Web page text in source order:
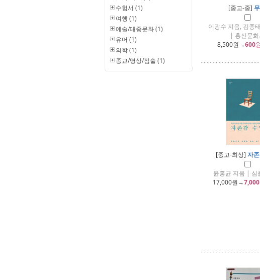
수험서 (1)
여행 (1)
예술/대중문화 (1)
유머 (1)
의학 (1)
종교/명상/점술 (1)
[중고-중]
이광수 지음, 김종
| 홍신문
8,500원→600
[중고-최상] 자
윤홍균 지음 | 심
17,000원→7,000